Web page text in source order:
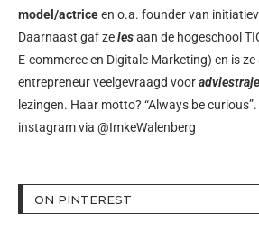
model/actriceen o.a. founder van
Daarnaast gaf zelesaan de hogeschool
E-commerce en Digitale Marketing) en is
entrepreneur veelgevraagd voor
lezingen. Haar motto? “Always be
instagram via @ImkeWalenberg
ON PINTEREST